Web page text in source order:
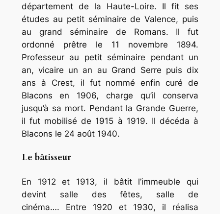
département de la Haute-Loire. Il fit ses
études au petit séminaire de Valence, puis
au grand séminaire de Romans. Il fut
ordonné prêtre le 11 novembre 1894.
Professeur au petit séminaire pendant un
an, vicaire un an au Grand Serre puis dix
ans à Crest, il fut nommé enfin curé de
Blacons en 1906, charge qu’il conserva
jusqu’à sa mort. Pendant la Grande Guerre,
il fut mobilisé de 1915 à 1919. Il décéda à
Blacons le 24 août 1940.
Le bâtisseur
En 1912 et 1913, il bâtit l’immeuble qui
devint salle des fêtes, salle de
cinéma…. Entre 1920 et 1930, il réalisa